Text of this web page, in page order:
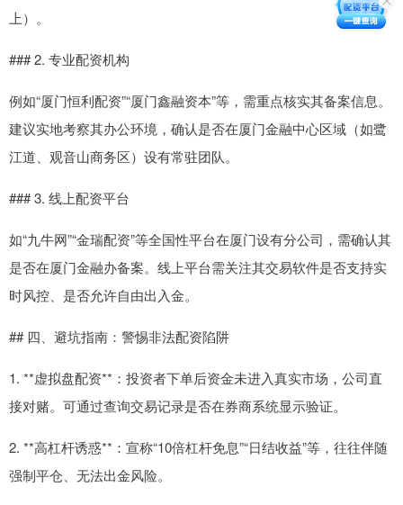
上）。
### 2. 专业配资机构
例如“厦门恒利配资”“厦门鑫融资本”等，需重点核实其备案信息。
建议实地考察其办公环境，确认是否在厦门金融中心区域（如鹭
江道、观音山商务区）设有常驻团队。
### 3. 线上配资平台
如“九牛网”“金瑞配资”等全国性平台在厦门设有分公司，需确认其
是否在厦门金融办备案。线上平台需关注其交易软件是否支持实
时风控、是否允许自由出入金。
## 四、避坑指南：警惕非法配资陷阱
1. **虚拟盘配资**：投资者下单后资金未进入真实市场，公司直
接对赌。可通过查询交易记录是否在券商系统显示验证。
2. **高杠杆诱惑**：宣称“10倍杠杆免息”“日结收益”等，往往伴随
强制平仓、无法出金风险。